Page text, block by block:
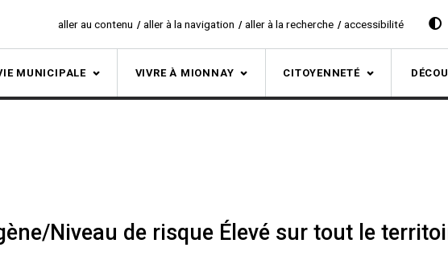
aller au contenu aller à la navigation aller à la recherche accessibilité
MUNICIPALE VIVRE À MIONNAY CITOYENNETÉ
Niveau de risque Élevé sur tout le